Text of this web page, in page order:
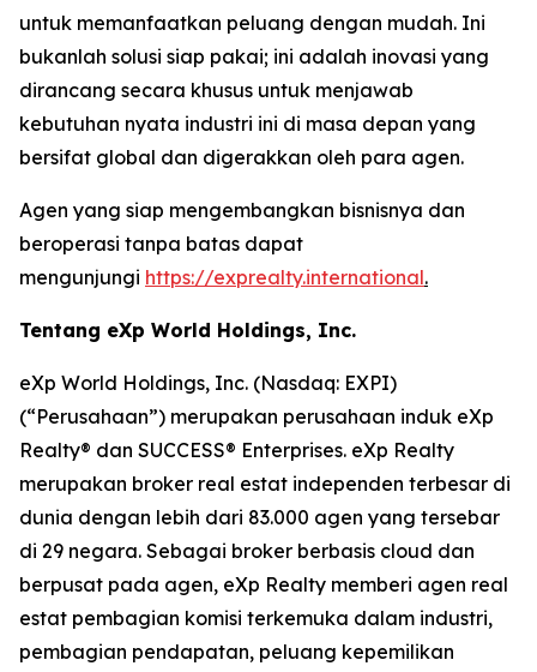
untuk memanfaatkan peluang dengan mudah. Ini
bukanlah solusi siap pakai; ini adalah inovasi yang
dirancang secara khusus untuk menjawab
kebutuhan nyata industri ini di masa depan yang
bersifat global dan digerakkan oleh para agen.
Agen yang siap mengembangkan bisnisnya dan
beroperasi tanpa batas dapat
mengunjungi https://exprealty.international.
Tentang eXp World Holdings, Inc.
eXp World Holdings, Inc. (Nasdaq: EXPI)
(“Perusahaan”) merupakan perusahaan induk eXp
Realty® dan SUCCESS® Enterprises. eXp Realty
merupakan broker real estat independen terbesar di
dunia dengan lebih dari 83.000 agen yang tersebar
di 29 negara. Sebagai broker berbasis cloud dan
berpusat pada agen, eXp Realty memberi agen real
estat pembagian komisi terkemuka dalam industri,
pembagian pendapatan, peluang kepemilikan